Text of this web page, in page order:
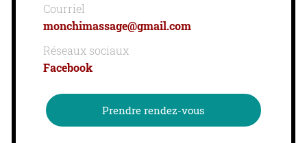
Courriel
monchimassage@gmail.com
Réseaux sociaux
Facebook
Prendre rendez-vous